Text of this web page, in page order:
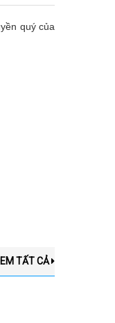
quý của
TẤT CẢ